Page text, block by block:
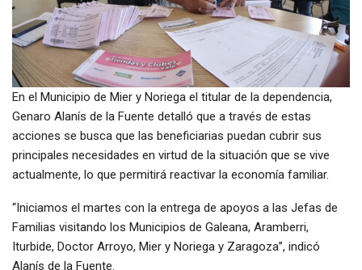
En el Municipio de Mier y Noriega el titular de la dependencia,
Genaro Alanís de la Fuente detalló que a través de estas
acciones se busca que las beneficiarias puedan cubrir sus
principales necesidades en virtud de la situación que se vive
actualmente, lo que permitirá reactivar la economía familiar.
“Iniciamos el martes con la entrega de apoyos a las Jefas de
Familias visitando los Municipios de Galeana, Aramberri,
Iturbide, Doctor Arroyo, Mier y Noriega y Zaragoza”, indicó
Alanís de la Fuente.